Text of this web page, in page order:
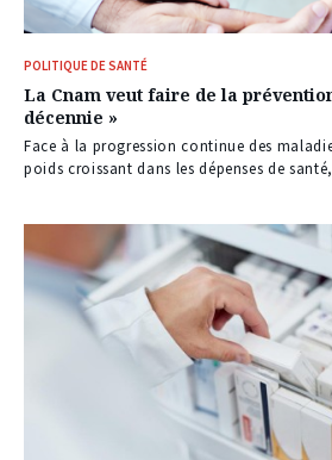
POLITIQUE DE SANTÉ
La Cnam veut faire de la
décennie »
Face à la progression continue des
poids croissant dans les dépenses de